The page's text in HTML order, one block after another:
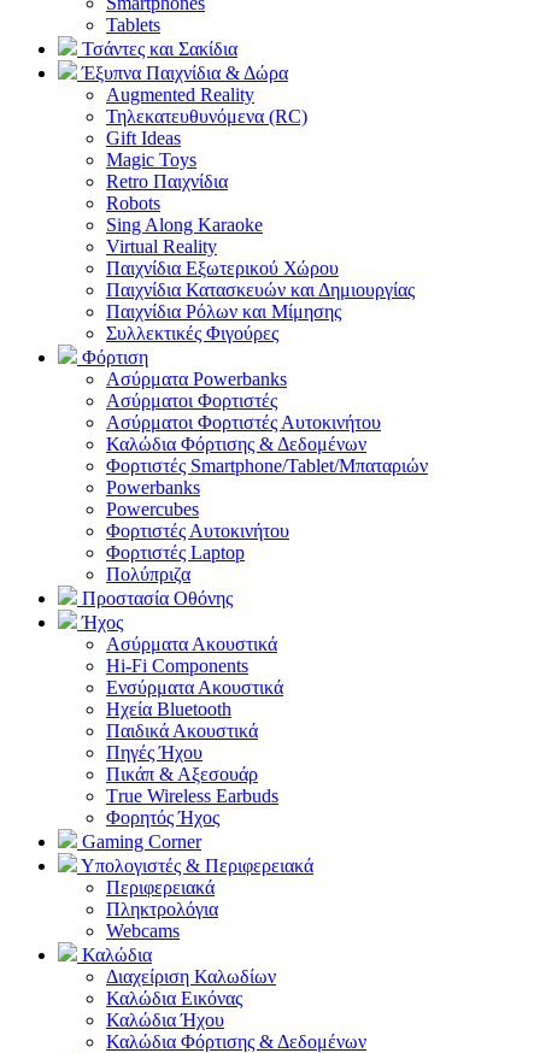
Tablets
Τσάντες και Σακίδια
Έξυπνα Παιχνίδια & Δώρα
Augmented Reality
Τηλεκατευθυνόμενα (RC)
Gift Ideas
Magic Toys
Retro Παιχνίδια
Robots
Sing Along Karaoke
Virtual Reality
Παιχνίδια Εξωτερικού Χώρου
Παιχνίδια Κατασκευών και Δημιουργίας
Παιχνίδια Ρόλων και Μίμησης
Συλλεκτικές Φιγούρες
Φόρτιση
Ασύρματα Powerbanks
Aσύρματοι Φορτιστές
Ασύρματοι Φορτιστές Αυτοκινήτου
Καλώδια Φόρτισης & Δεδομένων
Φορτιστές Smartphone/Tablet/Μπαταριών
Powerbanks
Powercubes
Φορτιστές Αυτοκινήτου
Φορτιστές Laptop
Πολύπριζα
Προστασία Οθόνης
Ήχος
Ασύρματα Ακουστικά
Hi-Fi Components
Ενσύρματα Ακουστικά
Ηχεία Bluetooth
Παιδικά Ακουστικά
Πηγές Ήχου
Πικάπ & Αξεσουάρ
Τrue Wireless Earbuds
Φορητός Ήχος
Gaming Corner
Υπολογιστές & Περιφερειακά
Περιφερειακά
Πληκτρολόγια
Webcams
Καλώδια
Διαχείριση Καλωδίων
Καλώδια Εικόνας
Καλώδια Ήχου
Καλώδια Φόρτισης & Δεδομένων